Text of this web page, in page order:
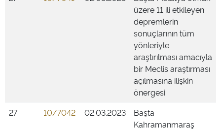
üzere 11 ili etkileyen
depremlerin
sonuçlarının tüm
yönleriyle
araştırılması amacıyla
bir Meclis araştırması
açılmasına ilişkin
önergesi
27
10/7042 02.03.2023
Başta
Kahramanmaraş